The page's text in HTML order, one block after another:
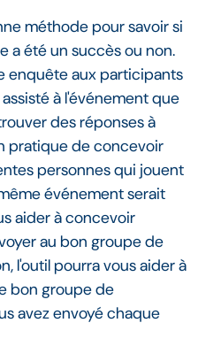
méthode pour savoir si
a été un succès ou non.
enquête aux participants
à l'événement que
des réponses à
pratique de concevoir
personnes qui jouent
événement serait
aider à concevoir
au bon groupe de
l'outil pourra vous aider à
bon groupe de
avez envoyé chaque